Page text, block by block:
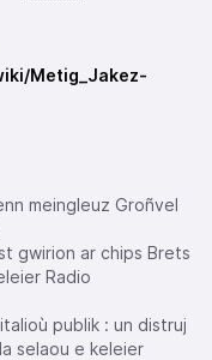
Metig_Jakez-
meingleuz Groñvel
gwirion ar chips Brets
Radio
publik : un distruj
selaou e keleier